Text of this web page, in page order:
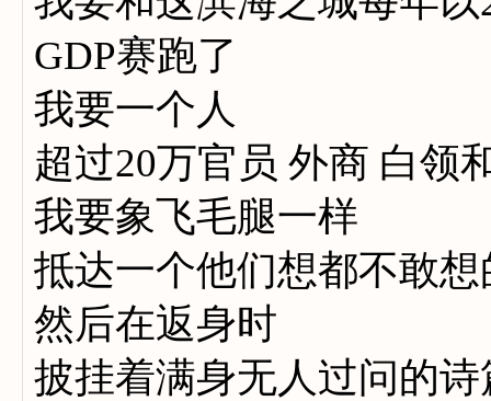
GDP赛跑了
我要一个人
超过20万官员 外商 白领
我要象飞毛腿一样
抵达一个他们想都不敢
然后在返身时
披挂着满身无人过问的诗